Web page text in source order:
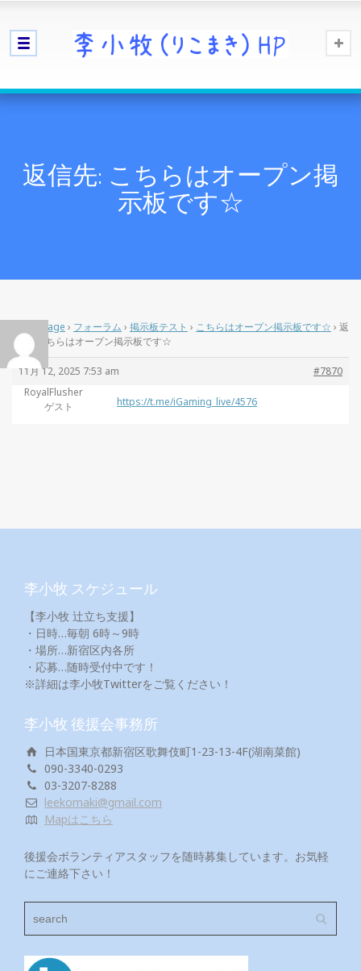
返信先: こちらはオープン掲
示板です☆
Home Page › フォーラム › 掲示板テスト › こちらはオープン掲示板です☆ › 返
信先: こちらはオープン掲示板です☆
11月 12, 2025 7:53 am
#7870
RoyalFlusher
ゲスト
https://t.me/iGaming_live/4576
李小牧 スケジュール
【李小牧 辻立ち支援】
・日時…毎朝 6時～9時
・場所…新宿区内各所
・応募…随時受付中です！
※詳細は李小牧Twitterをご覧ください！
李小牧 後援会事務所
日本国東京都新宿区歌舞伎町1-23-13-4F(湖南菜館)
090-3340-0293
03-3207-8288
leekomaki@gmail.com
Mapはこちら
後援会ボランティアスタッフを随時募集しています。お気軽
にご連絡下さい！